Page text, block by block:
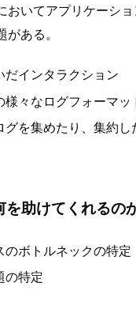
おいてアプリケーシ
ある。
だインタラクション
々なログフォーマッ
グを集めたり、集約
助けてくれるの
のボトルネックの特定
の特定